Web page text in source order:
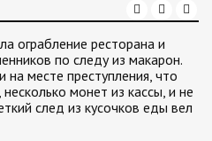
ограбление ресторана и
по следу из макарон.
месте преступления, что
монет из кассы, и не
след из кусочков еды вел